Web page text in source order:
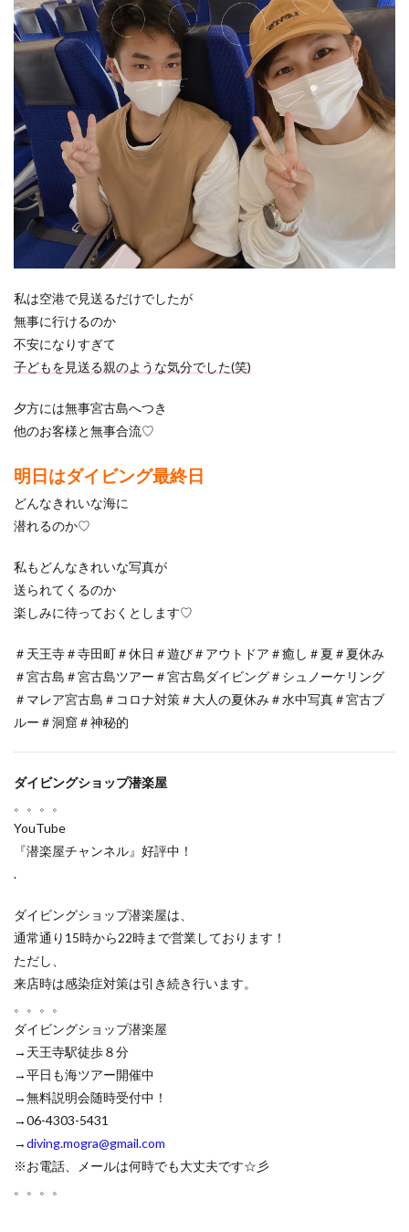
私は空港で見送るだけでしたが
無事に行けるのか
不安になりすぎて
子どもを見送る親のような気分でした(笑)
夕方には無事宮古島へつき
他のお客様と無事合流♡
明日はダイビング最終日
どんなきれいな海に
潜れるのか♡
私もどんなきれいな写真が
送られてくるのか
楽しみに待っておくとします♡
＃天王寺＃寺田町＃休日＃遊び＃アウトドア＃癒し＃夏＃夏休み
＃宮古島＃宮古島ツアー＃宮古島ダイビング＃シュノーケリング
＃マレア宮古島＃コロナ対策＃大人の夏休み＃水中写真＃宮古ブ
ルー＃洞窟＃神秘的
ダイビングショップ潜楽屋
。。。。
YouTube
『潜楽屋チャンネル』好評中！
.
ダイビングショップ潜楽屋は、
通常通り15時から22時まで営業しております！
ただし、
来店時は感染症対策は引き続き行います。
。。。。
ダイビングショップ潜楽屋
→天王寺駅徒歩８分
→平日も海ツアー開催中
→無料説明会随時受付中！
→06-4303-5431
→diving.mogra@gmail.com
※お電話、メールは何時でも大丈夫です☆彡
。。。。